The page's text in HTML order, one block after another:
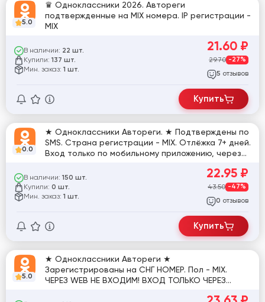
5.0
♛ Одноклассники 2026. Автореги
подтвержденные на MIX номера. IP регистрации -
MIX
В наличии: 22 шт.
Купили: 137 шт.
Мин. заказ: 1 шт.
21.60 ₽
29.70 -27%
5 отзывов
Купить
0.0
★ Одноклассники Автореги. ★ Подтверждены по
SMS. Страна регистрации - MIX. Отлёжка 7+ дней.
Вход только по мобильному приложению, через
В наличии: 150 шт.
Купили: 0 шт.
Мин. заказ: 1 шт.
22.95 ₽
43.50 -47%
0 отзывов
Купить
5.0
★ Одноклассники Автореги ★
Зарегистрированы на СНГ НОМЕР. Пол - MIX.
ЧЕРЕЗ WEB НЕ ВХОДИМ! ВХОД ТОЛЬКО ЧЕРЕЗ